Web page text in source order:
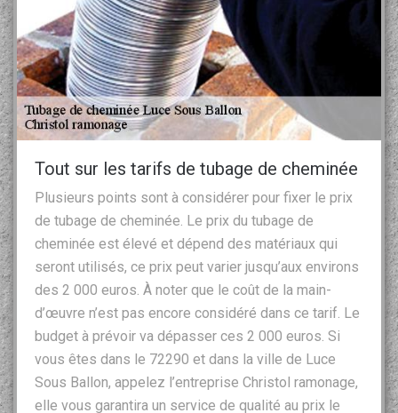
Tout sur les tarifs de tubage de cheminée
Plusieurs points sont à considérer pour fixer le prix
de tubage de cheminée. Le prix du tubage de
cheminée est élevé et dépend des matériaux qui
seront utilisés, ce prix peut varier jusqu’aux environs
des 2 000 euros. À noter que le coût de la main-
d’œuvre n’est pas encore considéré dans ce tarif. Le
budget à prévoir va dépasser ces 2 000 euros. Si
vous êtes dans le 72290 et dans la ville de Luce
Sous Ballon, appelez l’entreprise Christol ramonage,
elle vous garantira un service de qualité au prix le